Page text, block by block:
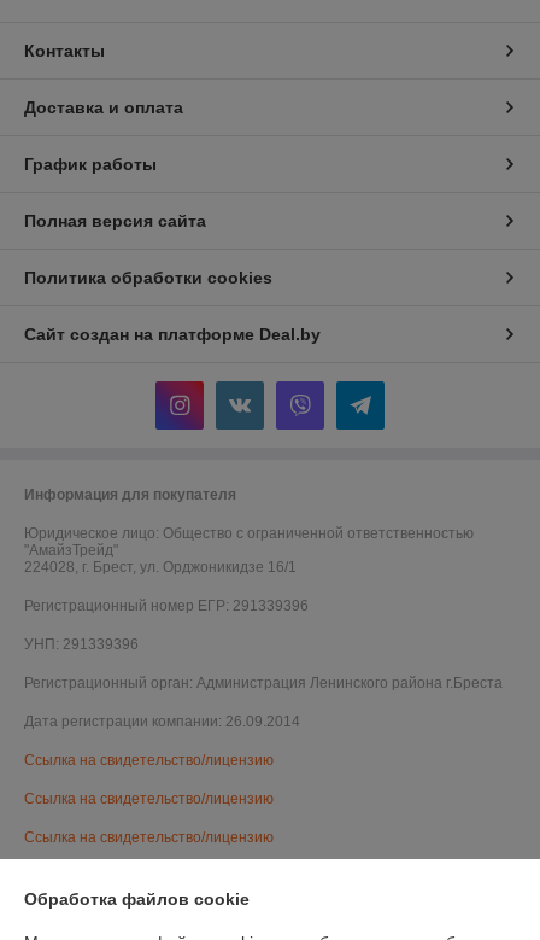
Контакты
Доставка и оплата
График работы
Полная версия сайта
Политика обработки cookies
Сайт создан на платформе Deal.by
Информация для покупателя
Юридическое лицо: Общество с ограниченной ответственностью
"АмайзТрейд"
224028, г. Брест, ул. Орджоникидзе 16/1
Регистрационный номер ЕГР: 291339396
УНП: 291339396
Регистрационный орган: Администрация Ленинского района г.Бреста
Дата регистрации компании: 26.09.2014
Ссылка на свидетельство/лицензию
Ссылка на свидетельство/лицензию
Ссылка на свидетельство/лицензию
Обработка файлов cookie